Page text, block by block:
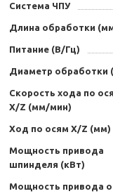
Система ЧПУ
Длина обработки
Питание (В/Гц)
Диаметр обработки
Скорость хода по
X/Z (мм/мин)
Ход по осям X/Z (мм)
Мощность привода
шпинделя (кВт)
Мощность привода